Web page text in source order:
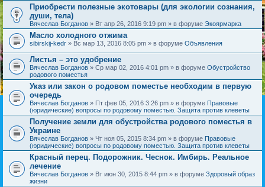
Приобрести полезные экотовары (для экологии сознания,
души, тела)
Вячеслав Богданов » Вт апр 26, 2016 9:19 pm » в форуме Экоярмарка
Масло холодного отжима
sibirskij-kedr » Вс мар 13, 2016 8:05 pm » в форуме Объявления
Листья – это удобрение
Вячеслав Богданов » Ср мар 02, 2016 4:01 pm » в форуме Обустройство
родового поместья
Указ или закон о родовом поместье необходим в первую
очередь
Вячеслав Богданов » Пт фев 05, 2016 3:26 pm » в форуме Правовые
(юридические) вопросы по родовому поместью. Защита против клеветы
Получение земли для обустройства родового поместья в
Украине
Вячеслав Богданов » Чт ноя 05, 2015 8:34 pm » в форуме Правовые
(юридические) вопросы по родовому поместью. Защита против клеветы
Красный перец. Подорожник. Чеснок. Имбирь. Реальное
лечение
Вячеслав Богданов » Вт июн 30, 2015 8:44 pm » в форуме Здоровый образ
жизни